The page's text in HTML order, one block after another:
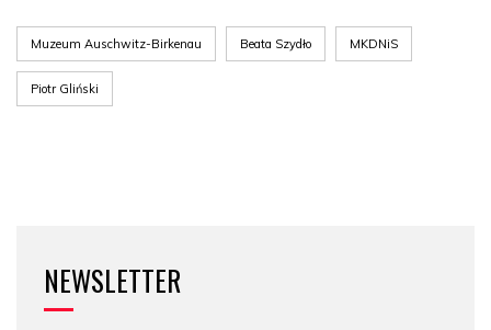
Muzeum Auschwitz-Birkenau Beata Szydło MKDNiS
Piotr Gliński
NEWSLETTER